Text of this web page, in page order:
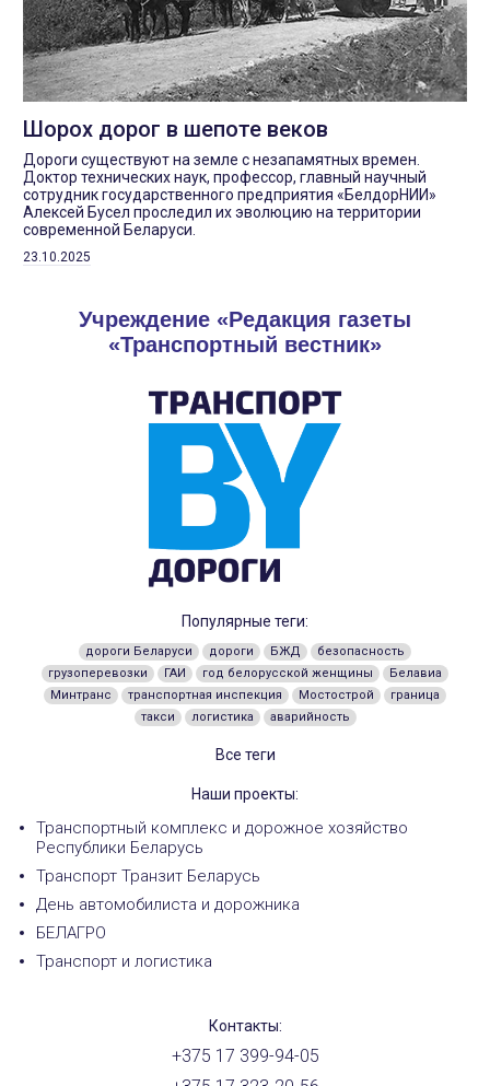
Шорох дорог в шепоте веков
Дороги существуют на земле с незапамятных времен.
Доктор технических наук, профессор, главный научный
сотрудник государственного предприятия «БелдорНИИ»
Алексей Бусел проследил их эволюцию на территории
современной Беларуси.
23.10.2025
Учреждение «Редакция газеты
«Транспортный вестник»
Популярные теги:
дороги Беларуси дороги БЖД
безопасность
грузоперевозки
ГАИ год белорусской женщины
Белавиа
Минтранс
транспортная инспекция Мостострой
граница
такси
логистика аварийность
Все теги
Наши проекты:
Транспортный комплекс и дорожное хозяйство
Республики Беларусь
Транспорт Транзит Беларусь
День автомобилиста и дорожника
БЕЛАГРО
Транспорт и логистика
Контакты:
+375 17 399-94-05